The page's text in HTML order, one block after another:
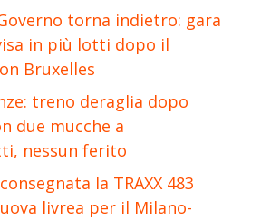
torna indietro: gara
in più lotti dopo il
Bruxelles
treno deraglia dopo
due mucche a
nessun ferito
la TRAXX 483
livrea per il Milano-